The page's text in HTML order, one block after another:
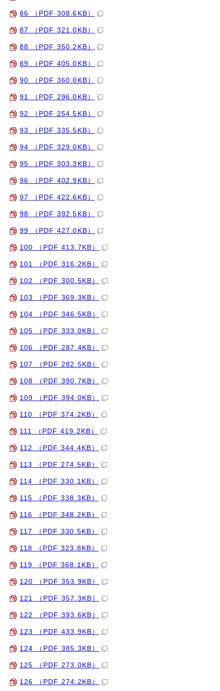
86 （PDF 308.6KB）
87 （PDF 321.0KB）
88 （PDF 350.2KB）
89 （PDF 405.0KB）
90 （PDF 360.0KB）
91 （PDF 296.0KB）
92 （PDF 254.5KB）
93 （PDF 335.5KB）
94 （PDF 329.0KB）
95 （PDF 303.3KB）
96 （PDF 402.9KB）
97 （PDF 422.6KB）
98 （PDF 392.5KB）
99 （PDF 427.0KB）
100 （PDF 413.7KB）
101 （PDF 316.2KB）
102 （PDF 300.5KB）
103 （PDF 369.3KB）
104 （PDF 346.5KB）
105 （PDF 333.0KB）
106 （PDF 287.4KB）
107 （PDF 282.5KB）
108 （PDF 390.7KB）
109 （PDF 394.0KB）
110 （PDF 374.2KB）
111 （PDF 419.2KB）
112 （PDF 344.4KB）
113 （PDF 274.5KB）
114 （PDF 330.1KB）
115 （PDF 338.3KB）
116 （PDF 348.2KB）
117 （PDF 330.5KB）
118 （PDF 323.8KB）
119 （PDF 368.1KB）
120 （PDF 353.9KB）
121 （PDF 357.3KB）
122 （PDF 393.6KB）
123 （PDF 433.9KB）
124 （PDF 385.3KB）
125 （PDF 273.0KB）
126 （PDF 274.2KB）